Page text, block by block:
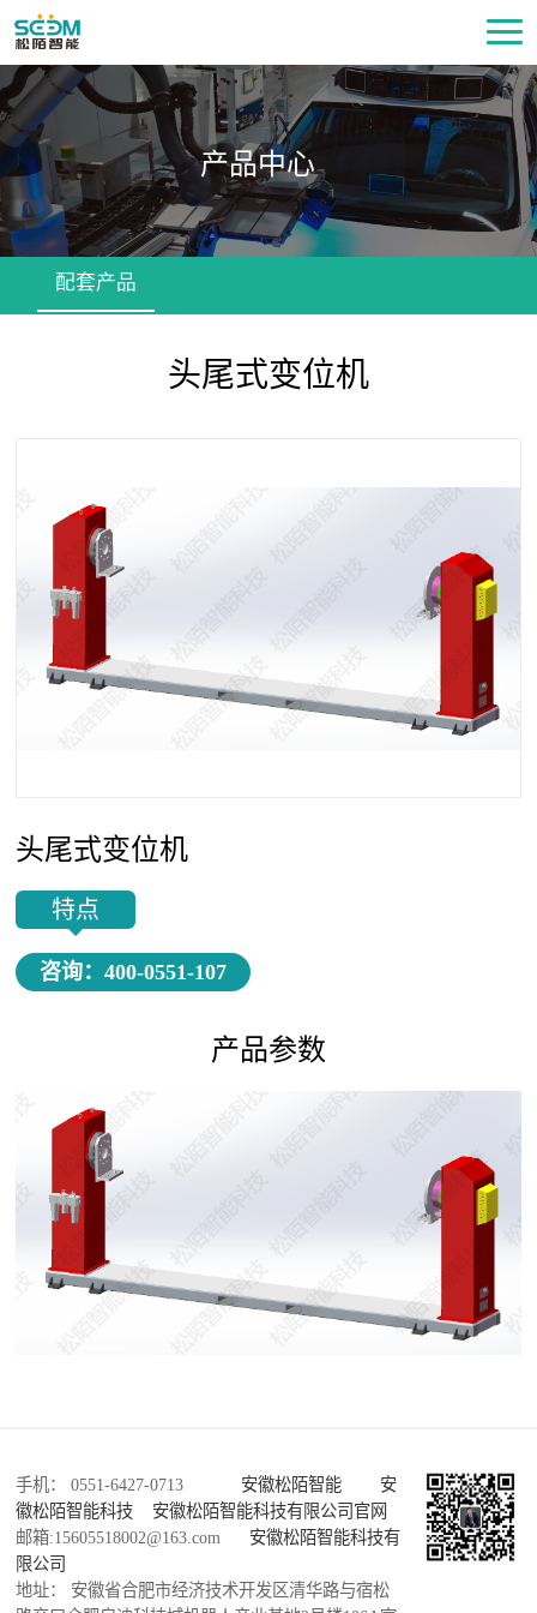
产品中心
配套产品
头尾式变位机
头尾式变位机
特点
咨询：400-0551-107
产品参数
手机： 0551-6427-0713 安徽松陌智能
安
徽松陌智能科技
安徽松陌智能科技有限公司官网
邮箱:15605518002@163.com 安徽松陌智能科技有
限公司
地址： 安徽省合肥市经济技术开发区清华路与宿松